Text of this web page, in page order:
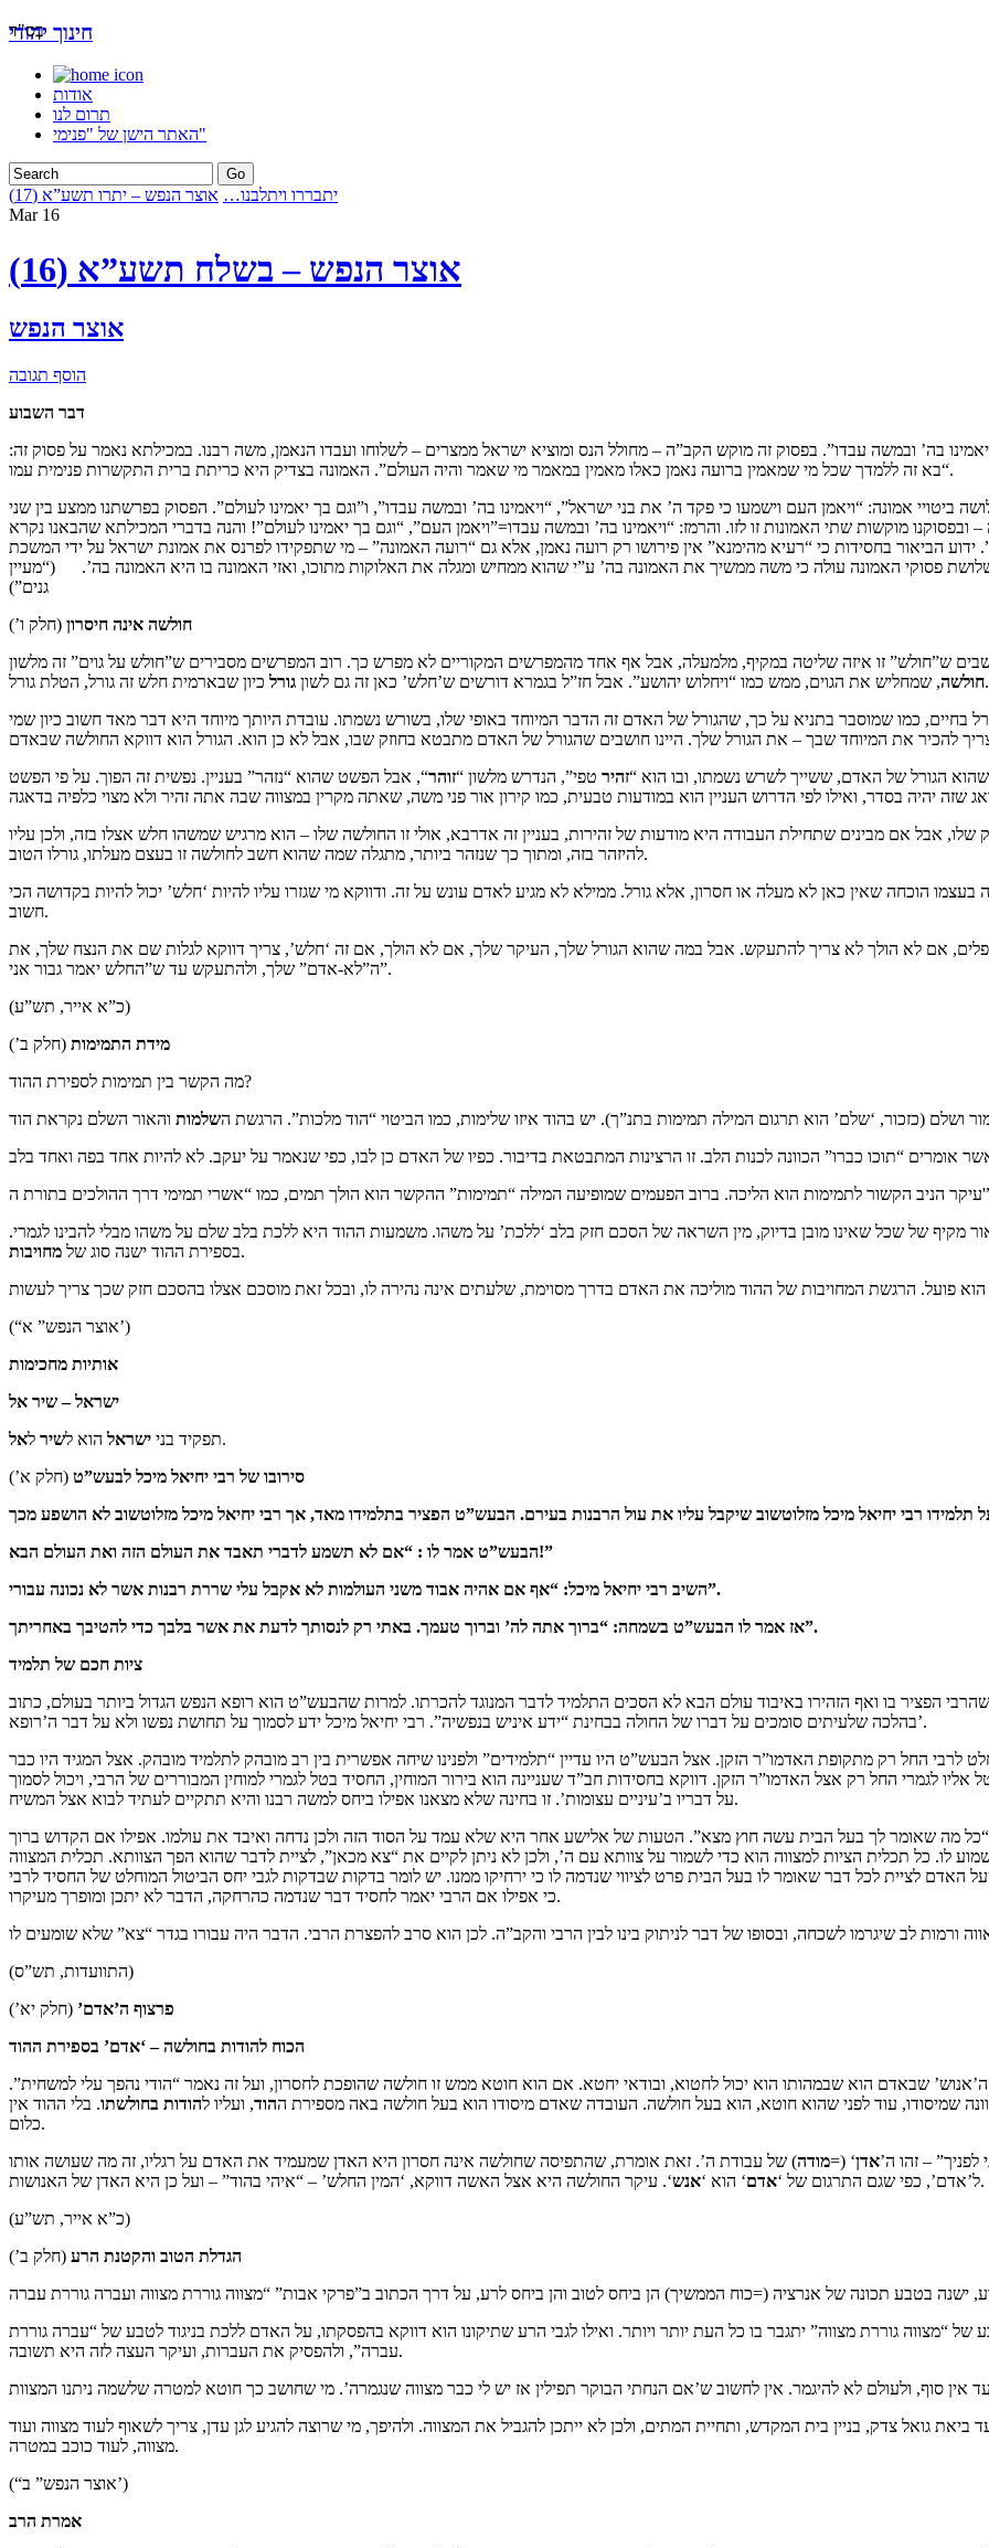
בס"ד
חינוך יהודי
אודות
תרום לנו
האתר הישן של "פנימי"
יתבררו ויתלבנו… אוצר הנפש – יתרו תשע”א (17)
Mar16
אוצר הנפש – בשלח תשע”א (16)
אוצר הנפש
הוסף תגובה
דבר השבוע
בה’ ובמשה עבדו”. בפסוק זה מוקש הקב”ה – מחולל הנס ומוציא ישראל ממצרים – לשלוחו ועבדו הנאמן, משה רבנו. במכילתא נאמר על פסוק זה:
“בא זה ללמדך שכל מי שמאמין ברועה נאמן כאלו מאמין במאמר מי שאמר והיה העולם”. האמונה בצדיק היא כריתת ברית התקשרות פנימית עמו.
אמונה: “ויאמן העם וישמעו כי פקד ה’ את בני ישראל”, “ויאמינו בה’ ובמשה עבדו”, ו”וגם בך יאמינו לעולם”. הפסוק בפרשתנו ממצע בין שני
מוקשות שתי האמונות זו לזו. והרמז: “ויאמינו בה’ ובמשה עבדו=”ויאמן העם”, “וגם בך יאמינו לעולם”! והנה בדברי המכילתא שהבאנו נקרא
ידוע הביאור בחסידות כי “רעיא מהימנא” אין פירושו רק רועה נאמן, אלא גם “רועה האמונה” – מי שתפקידו לפרנס את אמונת ישראל על ידי המשכת
פסוקי האמונה עולה כי משה ממשיך את האמונה בה’ ע”י שהוא ממחיש ומגלה את האלוקות מתוכו, ואזי האמונה בו היא האמונה בה’. (“מעיין
גנים”)
חולשה אינה חיסרון (חלק ו’)
ש”חולש” זו איזה שליטה במקיף, מלמעלה, אבל אף אחד מהמפרשים המקוריים לא מפרש כך. רוב המפרשים מסבירים ש”חולש על גוים” זה מלשון
חולשה, שמחליש את הגוים, ממש כמו “ויחלוש יהושע”. אבל חז”ל בגמרא דורשים ש’חלש’ כאן זה גם לשון גורל
כיון שבארמית חלש זה גורל, הטלת גורל.
בחיים, כמו שמוסבר בתניא על כך, שהגורל של האדם זה הדבר המיוחד באופי שלו, בשורש נשמתו. עובדת היותך מיוחד היא דבר מאד חשוב כיון שמי
הגורל של האדם, ששייך לשרש נשמתו, ובו הוא “זהיר טפי”, הנדרש מלשון “זוהר“, אבל הפשט שהוא “נזהר” בעניין. נפשית זה הפוך. על פי הפשט
אבל אם מבינים שתחילת העבודה היא מודעות של זהירות, בעניין זה אדרבא, אולי זו החולשה שלו – הוא מרגיש שמשהו חלש אצלו בזה, ולכן עליו
להיזהר בזה, ומתוך כך שנזהר ביותר, מתגלה שמה שהוא חשב לחולשה זו בעצם מעלתו, גורלו הטוב.
הוכחה שאין כאן לא מעלה או חסרון, אלא גורל. ממילא לא מגיע לאדם עונש על זה. ודווקא מי שגזרו עליו להיות ‘חלש’ יכול להיות בקדושה הכי
חשוב.
אם לא הולך לא צריך להתעקש. אבל במה שהוא הגורל שלך, העיקר שלך, אם לא הולך, אם זה ‘חלש’, צריך דווקא לגלות שם את הנצח שלך, את
ה”לא-אדם” שלך, ולהתעקש עד ש”החלש יאמר גבור אני”.
(כ”א אייר, תש”ע)
מידת התמימות (חלק ב’)
מה הקשר בין תמימות לספירת ההוד?
ושלם (כזכור, ‘שלם’ הוא תרגום המילה תמימות בתנ”ך). יש בהוד איזו שלימות, כמו הביטוי “הוד מלכות”. הרגשת השלמות
“אשרי תמימי דרך ההולכים בתורת ה'”.
מקיף של שכל שאינו מובן בדיוק, מין השראה של הסכם חזק בלב ‘ללכת’ על משהו. משמעות ההוד היא ללכת בלב שלם על משהו מבלי להבינו לגמרי.
בספירת ההוד ישנה סוג של מחויבות
.
(“אוצר הנפש” א’)
אותיות מחכימות
ישראל – שיר אל
תפקיד בני ישראל הוא לשיר לאל
.
סירובו של רבי יחיאל מיכל לבעש”ט (חלק א’)
הבעש”ט אמר לו : “אם לא תשמע לדברי תאבד את העולם הזה ואת העולם הבא!”
השיב רבי יחיאל מיכל: “אף אם אהיה אבוד משני העולמות לא אקבל עלי שררת רבנות אשר לא נכונה עבורי”.
אז אמר לו הבעש”ט בשמחה: “ברוך אתה לה’ וברוך טעמך. באתי רק לנסותך לדעת את אשר בלבך כדי להטיבך באחריתך”.
ציות חכם של תלמיד
הפציר בו ואף הזהירו באיבוד עולם הבא לא הסכים התלמיד לדבר המנוגד להכרתו. למרות שהבעש”ט הוא רופא הנפש הגדול ביותר בעולם, כתוב
בהלכה שלעיתים סומכים על דברו של החולה בבחינת “ידע איניש בנפשיה”. רבי יחיאל מיכל ידע לסמוך על תחושת נפשו ולא על דבר ה’רופא’.
לרבי החל רק מתקופת האדמו”ר הזקן. אצל הבעש”ט היו עדיין “תלמידים” ולפנינו שיחה אפשרית בין רב מובהק לתלמיד מובהק. אצל המגיד היו כבר
אליו לגמרי החל רק אצל האדמו”ר הזקן. דווקא בחסידות חב”ד שעניינה הוא בירור המוחין, החסיד בטל לגמרי למוחין המבוררים של הרבי, ויכול לסמוך
על דבריו ב’עיניים עצומות’. זו בחינה שלא מצאנו אפילו ביחס למשה רבנו והיא תתקיים לעתיד לבוא אצל המשיח.
“כל מה שאומר לך בעל הבית עשה חוץ מצא”. הטעות של אלישע אחר היא שלא עמד על הסוד הזה ולכן נדחה ואיבד את עולמו. אפילו אם הקדוש ברוך
לו. כל תכלית הציות למצווה הוא כדי לשמור על צוותא עם ה’, ולכן לא ניתן לקיים את “צא מכאן”, לציית לדבר שהוא הפך הצוותא. תכלית המצווה
האדם לציית לכל דבר שאומר לו בעל הבית פרט לציווי שנדמה לו כי ירחיקו ממנו. יש לומר בדקות שבדקות לגבי יחס הביטול המוחלט של החסיד לרבי
כי אפילו אם הרבי יאמר לחסיד דבר שנדמה כהרחקה, הדבר לא יתכן ומופרך מעיקרו.
(התוועדות, תש”ס)
פרצוף ה’אדם’ (חלק יא’)
הכוח להודות בחולשה –‘אדם’ בספירת ההוד
שבאדם הוא שבמהותו הוא יכול לחטוא, ובודאי יחטא. אם הוא חוטא ממש זו חולשה שהופכת לחסרון, ועל זה נאמר “הודי נהפך עלי למשחית”.
שמיסודו, עוד לפני שהוא חוטא, הוא בעל חולשה. העובדה שאדם מיסודו הוא בעל חולשה באה מספירת ההוד, ועליו להודות בחולשתו. בלי ההוד אין
כלום.
– זהו ה’אדן‘ (=מודה) של עבודת ה’. זאת אומרת, שהתפיסה שחולשה אינה חסרון היא האדן שמעמיד את האדם על רגליו, זה מה שעושה אותו
ל’אדם’, כפי שגם התרגום של ‘אדם‘ הוא ‘אנש
‘. עיקר החולשה היא אצל האשה דווקא, ‘המין החלש’ – “איהי בהוד” – ועל כן היא האדן של האנושות.
(כ”א אייר, תש”ע)
הגדלת הטוב והקטנת הרע (חלק ב’)
“מצווה גוררת מצווה” יתגבר בו כל העת יותר ויותר. ואילו לגבי הרע שתיקונו הוא דווקא בהפסקתו, על האדם ללכת בניגוד לטבע של “עברה גוררת
עברה”, ולהפסיק את העברות, ועיקר העצה לזה היא תשובה.
גואל צדק, בניין בית המקדש, ותחיית המתים, ולכן לא ייתכן להגביל את המצווה. ולהיפך, מי שרוצה להגיע לגן עדן, צריך לשאוף לעוד מצווה ועוד
מצווה, לעוד כוכב במטרה.
(“אוצר הנפש” ב’)
אמרת הרב